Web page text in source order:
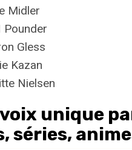
Midler
Pounder
Gless
Kazan
Nielsen
unique
séries,